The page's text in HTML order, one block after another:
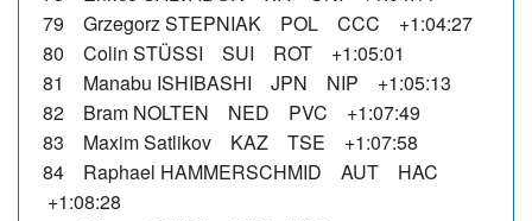
79 Grzegorz STEPNIAK POL CCC +1:04:27
80 Colin STÜSSI SUI ROT +1:05:01
81 Manabu ISHIBASHI JPN NIP +1:05:13
82 Bram NOLTEN NED PVC +1:07:49
83 Maxim Satlikov KAZ TSE +1:07:58
84 Raphael HAMMERSCHMID AUT HAC
+1:08:28